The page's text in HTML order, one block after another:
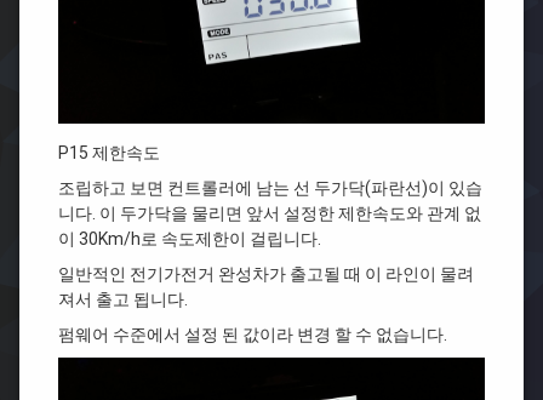
P15 제한속도
조립하고 보면 컨트롤러에 남는 선 두가닥(파란선)이 있습
니다. 이 두가닥을 물리면 앞서 설정한 제한속도와 관계 없
이 30Km/h로 속도제한이 걸립니다.
일반적인 전기가전거 완성차가 출고될 때 이 라인이 물려
져서 출고 됩니다.
펌웨어 수준에서 설정 된 값이라 변경 할 수 없습니다.